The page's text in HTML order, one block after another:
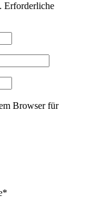
Erforderliche
Browser für
*